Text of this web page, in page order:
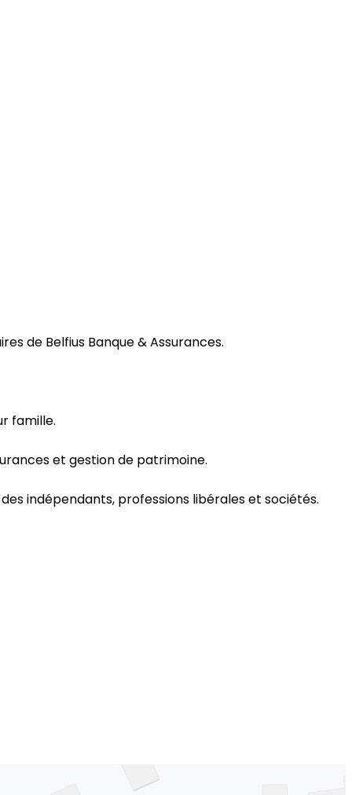
de Belfius Banque & Assurances.
famille.
et gestion de patrimoine.
indépendants, professions libérales et sociétés.